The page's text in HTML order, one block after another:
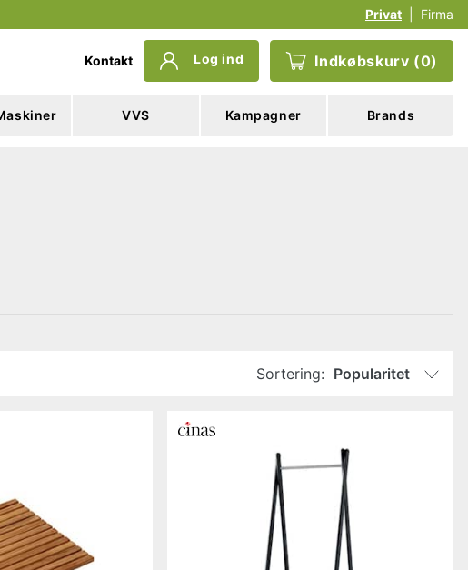
Privat Firma
Kontakt Log ind Indkøbskurv (0)
VVS Kampagner Brands
Sortering: Popularitet